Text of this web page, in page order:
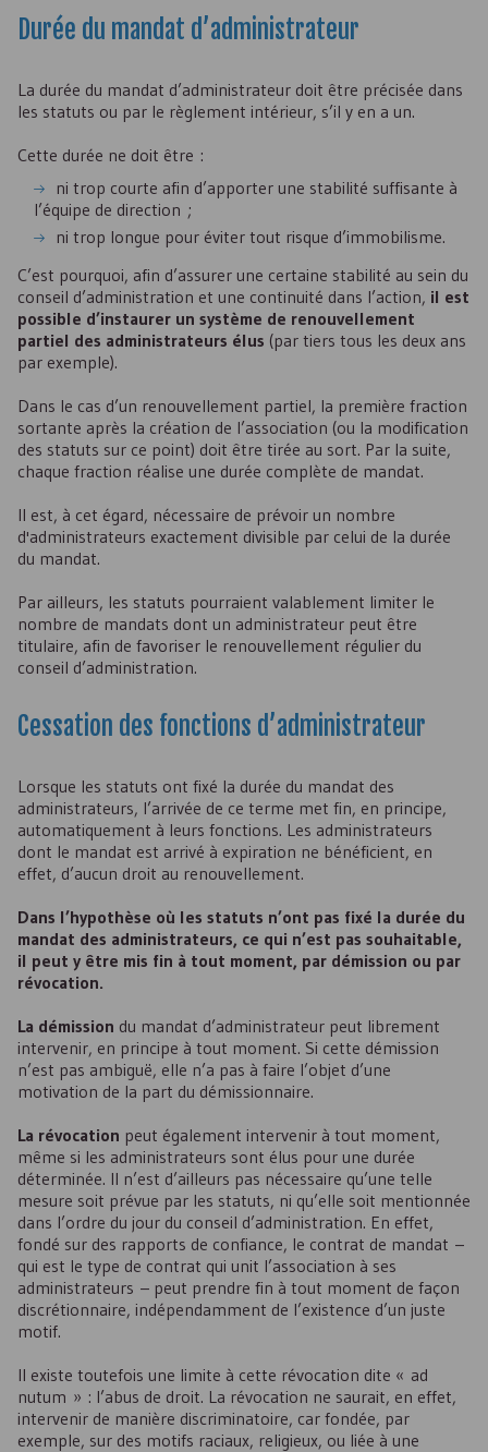
Durée du mandat d’administrateur
La durée du mandat d’administrateur doit être précisée dans
les statuts ou par le règlement intérieur, s’il y en a un.
Cette durée ne doit être :
ni trop courte afin d’apporter une stabilité suffisante à
l’équipe de direction ;
ni trop longue pour éviter tout risque d’immobilisme.
C’est pourquoi, afin d’assurer une certaine stabilité au sein du
conseil d’administration et une continuité dans l’action, il est
possible d’instaurer un système de renouvellement
partiel des administrateurs élus (par tiers tous les deux ans
par exemple).
Dans le cas d’un renouvellement partiel, la première fraction
sortante après la création de l’association (ou la modification
des statuts sur ce point) doit être tirée au sort. Par la suite,
chaque fraction réalise une durée complète de mandat.
Il est, à cet égard, nécessaire de prévoir un nombre
d'administrateurs exactement divisible par celui de la durée
du mandat.
Par ailleurs, les statuts pourraient valablement limiter le
nombre de mandats dont un administrateur peut être
titulaire, afin de favoriser le renouvellement régulier du
conseil d’administration.
Cessation des fonctions d’administrateur
Lorsque les statuts ont fixé la durée du mandat des
administrateurs, l’arrivée de ce terme met fin, en principe,
automatiquement à leurs fonctions. Les administrateurs
dont le mandat est arrivé à expiration ne bénéficient, en
effet, d’aucun droit au renouvellement.
Dans l’hypothèse où les statuts n’ont pas fixé la durée du
mandat des administrateurs, ce qui n’est pas souhaitable,
il peut y être mis fin à tout moment, par démission ou par
révocation.
La démission du mandat d’administrateur peut librement
intervenir, en principe à tout moment. Si cette démission
n’est pas ambiguë, elle n’a pas à faire l’objet d’une
motivation de la part du démissionnaire.
La révocation peut également intervenir à tout moment,
même si les administrateurs sont élus pour une durée
déterminée. Il n’est d’ailleurs pas nécessaire qu’une telle
mesure soit prévue par les statuts, ni qu’elle soit mentionnée
dans l’ordre du jour du conseil d’administration. En effet,
fondé sur des rapports de confiance, le contrat de mandat –
qui est le type de contrat qui unit l’association à ses
administrateurs – peut prendre fin à tout moment de façon
discrétionnaire, indépendamment de l’existence d’un juste
motif.
Il existe toutefois une limite à cette révocation dite « ad
nutum » : l’abus de droit. La révocation ne saurait, en effet,
intervenir de manière discriminatoire, car fondée, par
exemple, sur des motifs raciaux, religieux, ou liée à une